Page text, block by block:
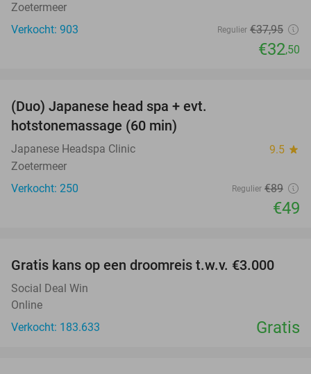
Zoetermeer
Verkocht: 903
Regulier €37,95
€32,50
(Duo) Japanese head spa + evt.
hotstonemassage (60 min)
Japanese Headspa Clinic 9.5 star
Zoetermeer
Verkocht: 250
Regulier €89
€49
Gratis kans op een droomreis t.w.v. €3.000
Social Deal Win
Online
Verkocht: 183.633
Gratis